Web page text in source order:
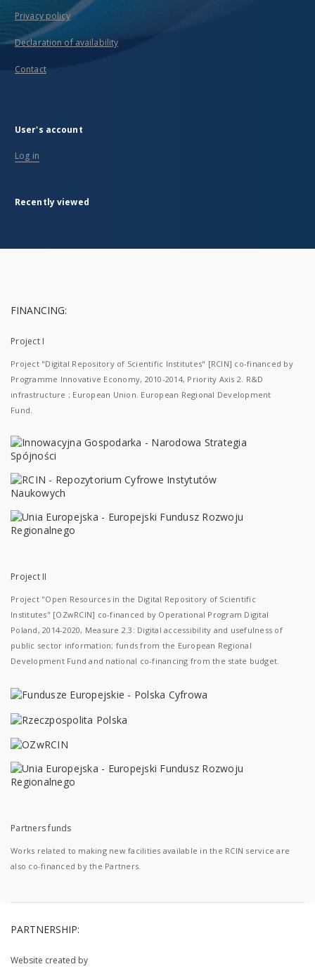
Privacy policy
Declaration of availability
Contact
User's account
Log in
Recently viewed
FINANCING:
Project I
Project "Digital Repository of Scientific Institutes" [RCIN] co-financed by
Programme Innovative Economy, 2010-2014, Priority Axis 2. R&D
infrastructure ; European Union. European Regional Development
Fund.
Project II
Project "Open Resources in the Digital Repository of Scientific
Institutes" [OZwRCIN] co-financed by Operational Program Digital
Poland, 2014-2020, Measure 2.3: Digital accessibility and usefulness of
public sector information; funds from the European Regional
Development Fund and national co-financing from the state budget.
Partners funds
Works related to making new facilities available in the RCIN service are
also co-financed by the Partners.
PARTNERSHIP:
Website created by